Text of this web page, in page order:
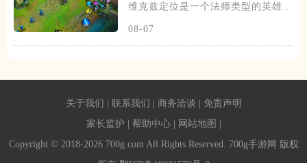
维克兹定位是一个法师类型的英雄，
08-07
关于我们 联系我们 商务洽谈
免责声明
家长监护
帮助中心 网站地图
Copyright © 2018-2026 700g.com All Rights Reserved. 700g手游网 版权